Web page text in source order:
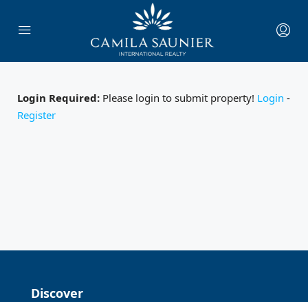
Login Required: Please login to submit property! Login -
Register
Discover